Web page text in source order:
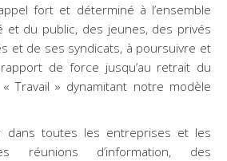
fort et déterminé à l’ensemble
et du public, des jeunes, des privés
et de ses syndicats, à poursuivre et
de force jusqu’au retrait du
Travail » dynamitant notre modèle
dans toutes les entreprises et les
réunions d’information, des